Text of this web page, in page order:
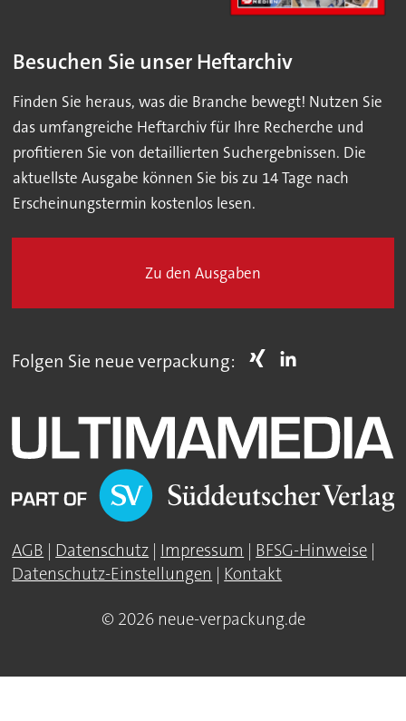
Besuchen Sie unser Heftarchiv
Finden Sie heraus, was die Branche bewegt! Nutzen Sie
das umfangreiche Heftarchiv für Ihre Recherche und
profitieren Sie von detaillierten Suchergebnissen. Die
aktuellste Ausgabe können Sie bis zu 14 Tage nach
Erscheinungstermin kostenlos lesen.
Zu den Ausgaben
Folgen Sie neue verpackung:
AGB | Datenschutz | Impressum | BFSG-Hinweise |
Datenschutz-Einstellungen | Kontakt
© 2026 neue-verpackung.de